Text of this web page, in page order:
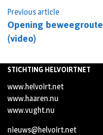
Previous article
Opening beweegroute
(video)
STICHTING HELVOIRTNET
www.helvoirt.net
www.haaren.nu
www.vught.nu
nieuws@helvoirt.net